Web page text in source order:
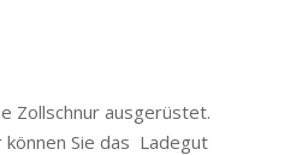
Zollschnur ausgerüstet.
Sie das Ladegut